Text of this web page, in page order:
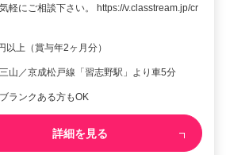
軽にご相談下さい。 https://v.classtream.jp/cr
以上（賞与年2ヶ月分）
山／京成松戸線「習志野駅」より車5分
ランクある方もOK
詳細を見る